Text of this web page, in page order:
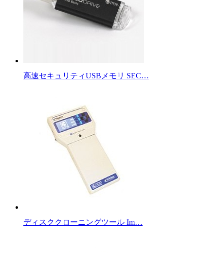
高速セキュリティUSBメモリ SEC…
ディスククローニングツール Im…